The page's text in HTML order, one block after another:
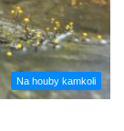
Na houby kamkoli